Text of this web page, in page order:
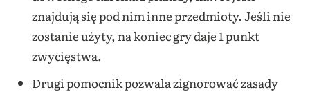
znajdują się pod nim inne przedmioty. Jeśli nie
zostanie użyty, na koniec gry daje 1 punkt
zwycięstwa.
Drugi pomocnik pozwala zignorować zasady